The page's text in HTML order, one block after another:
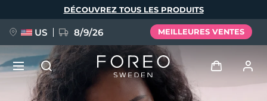
DÉCOUVREZ TOUS LES PRODUITS
US 8/9/26 MEILLEURES VENTES